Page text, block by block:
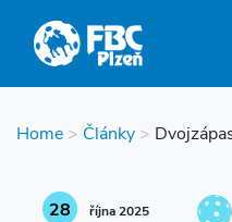
Home > Články >
28 října 2025